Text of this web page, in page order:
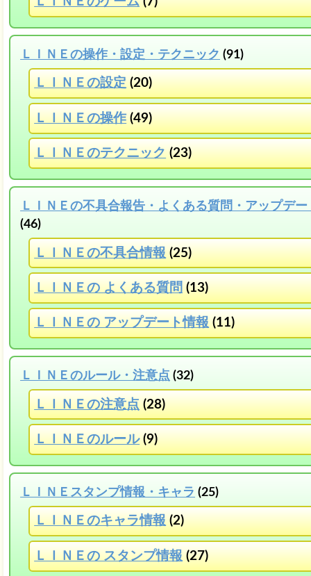
ＬＩＮＥの操作・設定・テクニック (91)
ＬＩＮＥの設定(20)
ＬＩＮＥの操作(49)
ＬＩＮＥのテクニック(23)
ＬＩＮＥの不具合報告・よくある質問・アップデー
(46)
ＬＩＮＥの不具合情報(25)
ＬＩＮＥの よくある質問(13)
ＬＩＮＥの アップデート情報(11)
ＬＩＮＥのルール・注意点 (32)
ＬＩＮＥの注意点(28)
ＬＩＮＥのルール(9)
ＬＩＮＥスタンプ情報・キャラ (25)
ＬＩＮＥのキャラ情報(2)
ＬＩＮＥの スタンプ情報(27)